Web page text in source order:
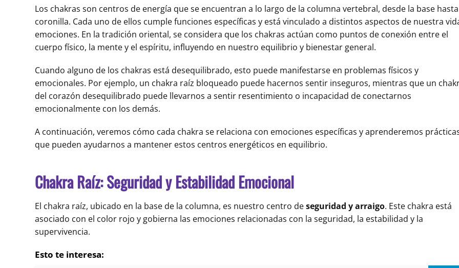
Los chakras son centros de energía que se encuentran a lo largo de la columna vertebral, desde la base
coronilla. Cada uno de ellos cumple funciones específicas y está vinculado a distintos aspectos de nuestra
emociones. En la tradición oriental, se considera que los chakras actúan como puntos de conexión entre el
cuerpo físico, la mente y el espíritu, influyendo en nuestro equilibrio y bienestar general.
Cuando alguno de los chakras está desequilibrado, esto puede manifestarse en problemas físicos y
emocionales. Por ejemplo, un chakra raíz bloqueado puede hacernos sentir inseguros, mientras que un
del corazón desequilibrado puede llevarnos a sentir resentimiento o incapacidad de conectarnos
emocionalmente con los demás.
A continuación, veremos cómo cada chakra se relaciona con emociones específicas y aprenderemos
que pueden ayudarnos a mantener estos centros energéticos en equilibrio.
Chakra Raíz: Seguridad y Estabilidad Emocional
El chakra raíz, ubicado en la base de la columna, es nuestro centro deseguridad y arraigo. Este chakra está
asociado con el color rojo y gobierna las emociones relacionadas con la seguridad, la estabilidad y la
supervivencia.
Esto te interesa: